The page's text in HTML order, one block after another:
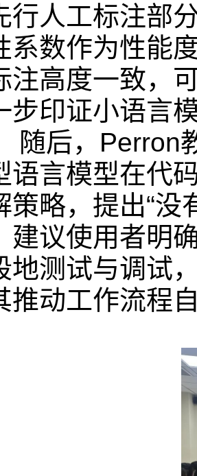
行人工标注部
系数作为性能
注高度一致，
步印证小语言
，Perron教
语言模型在代
策略，提出“没
建议使用者明
地测试与调试
推动工作流程